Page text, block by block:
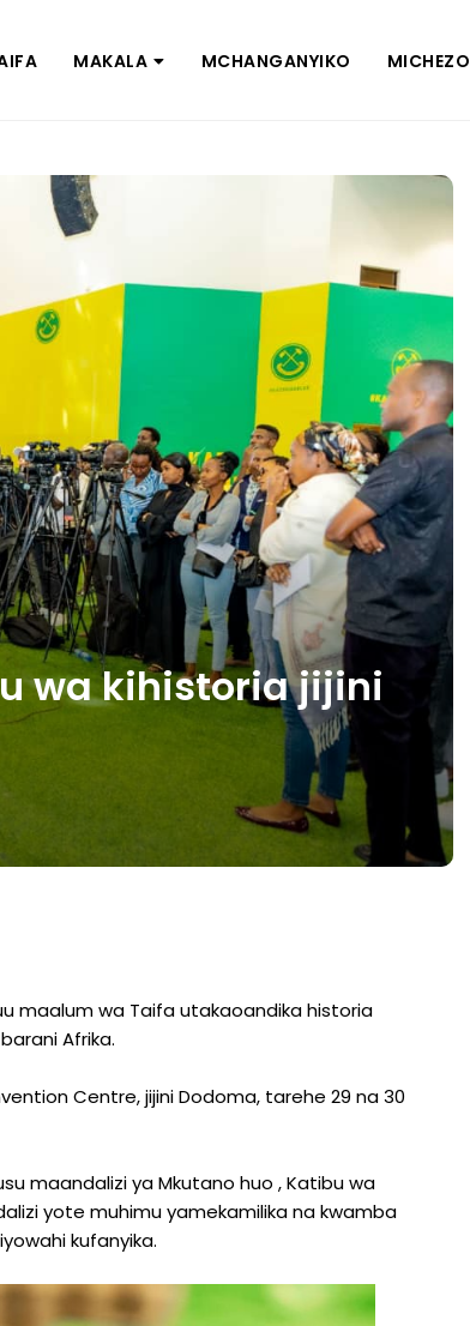
MAKALA MCHANGANYIKO MICHEZO
wa kihistoria jijini
maalum wa Taifa utakaoandika historia
Afrika.
Centre, jijini Dodoma, tarehe 29 na 30
maandalizi ya Mkutano huo , Katibu wa
yote muhimu yamekamilika na kwamba
kufanyika.